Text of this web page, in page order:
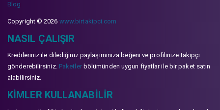
Blog
Copyright © 2026 www.birtakipci.com
NASIL ÇALIŞIR
Kredileriniz ile dilediğiniz paylaşımınıza beğeni ve profilinize takipçi
gönderebilirsiniz. Paketlerbölümünden uygun fiyatlar ile bir paket satın
alabilirsiniz.
KIMLER KULLANABILIR